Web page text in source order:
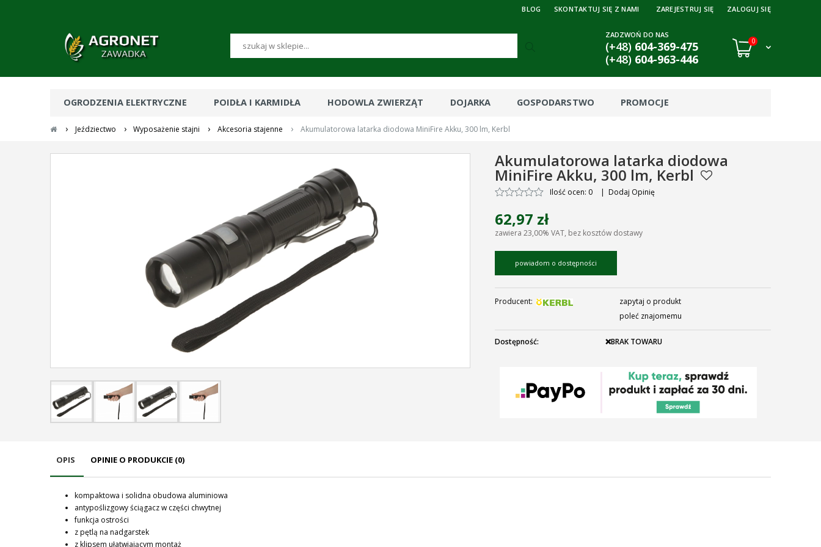
ZAREJESTRUJ SIĘ ZALOGUJ SIĘ
BLOG SKONTAKTUJ SIĘ Z NAMI
ZADZWOŃ DO NAS
(+48)604-369-475
(+48) 604-963-446
0
OGRODZENIA ELEKTRYCZNE POIDŁA I KARMIDŁA HODOWLA ZWIERZĄT DOJARKA GOSPODARSTWO PROMOCJE
› Jeździectwo › Wyposażenie stajni › Akcesoria stajenne › Akumulatorowa latarka diodowa MiniFire Akku, 300 lm, Kerbl
Akumulatorowa latarka diodowa
MiniFire Akku, 300 lm, Kerbl
Ilość ocen: 0 | Dodaj Opinię
62,97 zł
zawiera 23,00% VAT, bez kosztów dostawy
powiadom o dostępności
Producent:
zapytaj o produkt
poleć znajomemu
Dostępność: ❌BRAK TOWARU
OPIS OPINIE O PRODUKCIE (0)
kompaktowa i solidna obudowa aluminiowa
antypoślizgowy ściągacz w części chwytnej
funkcja ostrości
z pętlą na nadgarstek
z klipsem ułatwiającym montaż